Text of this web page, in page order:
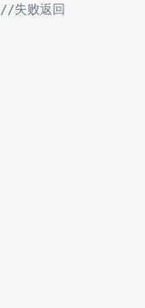
//失败返回